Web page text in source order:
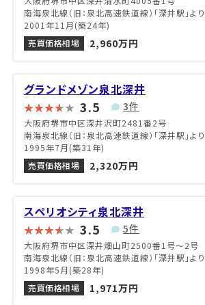
南海泉北線（旧：泉北高速鉄道線）「深井駅」よ
2001年11月(築24年)
売買価格相場
2,960万円
グランドメゾン泉北深井
3.5 3件
大阪府堺市中区深井沢町2481番2号
南海泉北線（旧：泉北高速鉄道線）「深井駅」よ
1995年7月(築31年)
売買価格相場
2,320万円
スペリオシティ泉北深井
3.5 5件
大阪府堺市中区深井畑山町2500番1号〜2号
南海泉北線（旧：泉北高速鉄道線）「深井駅」よ
1998年5月(築28年)
売買価格相場
1,971万円